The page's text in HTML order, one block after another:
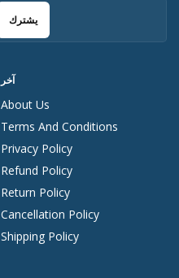
آخر
About Us
Terms And Conditions
Privacy Policy
Refund Policy
Return Policy
Cancellation Policy
Shipping Policy
يشترك